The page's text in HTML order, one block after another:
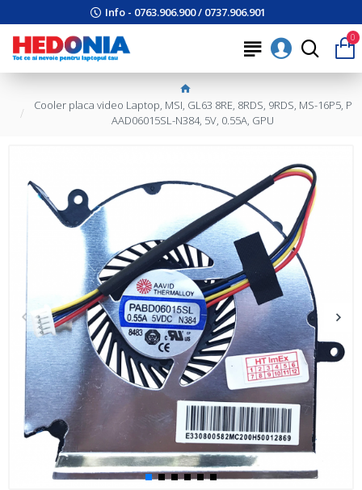
Info - 0763.906.900 / 0737.906.901
0
Cooler placa video Laptop, MSI, GL63 8RE, 8RDS, 9RDS, MS-16P5, P
AAD06015SL-N384, 5V, 0.55A, GPU